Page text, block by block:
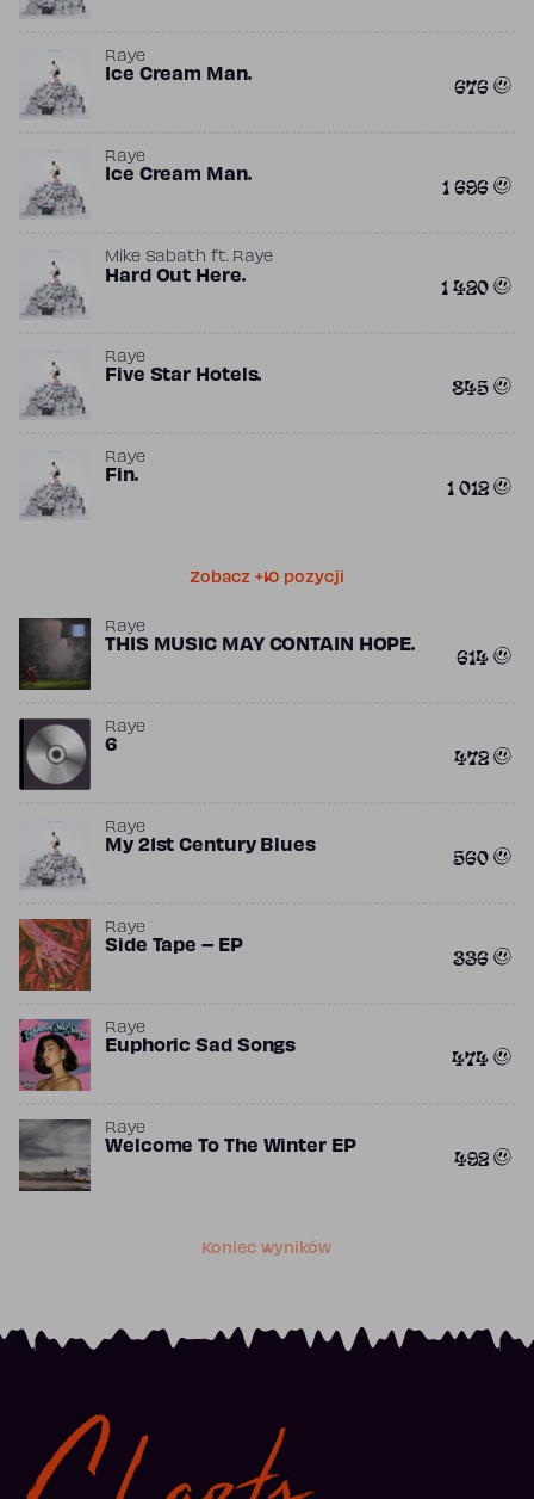
Raye
Ice Cream Man. 676
Raye
Ice Cream Man. 1 696
Mike Sabath ft. Raye
Hard Out Here. 1 420
Raye
Five Star Hotels. 845
Raye
Fin. 1 012
Zobacz +10 pozycji
Raye
THIS MUSIC MAY CONTAIN HOPE. 614
Raye
6 472
Raye
My 21st Century Blues 560
Raye
Side Tape – EP 336
Raye
Euphoric Sad Songs 474
Raye
Welcome To The Winter EP 492
Koniec wyników